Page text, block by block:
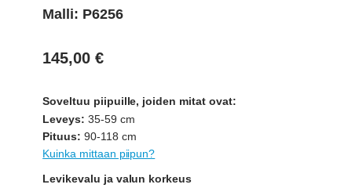
Malli: P6256
145,00 €
Soveltuu piipuille, joiden mitat ovat:
Leveys: 35-59 cm
Pituus: 90-118 cm
Kuinka mittaan piipun?
Levikevalu ja valun korkeus